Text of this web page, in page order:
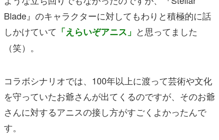
Blade』のキャラクターに対してもわりと積極的に話
しかけていて 「えらいぞアニス」 と思ってました
（笑）。
コラボシナリオでは、100年以上に渡って芸術や文化
を守っていたお爺さんが出てくるのですが、そのお爺
さんに対するアニスの接し方がすごくよかったんで
す。